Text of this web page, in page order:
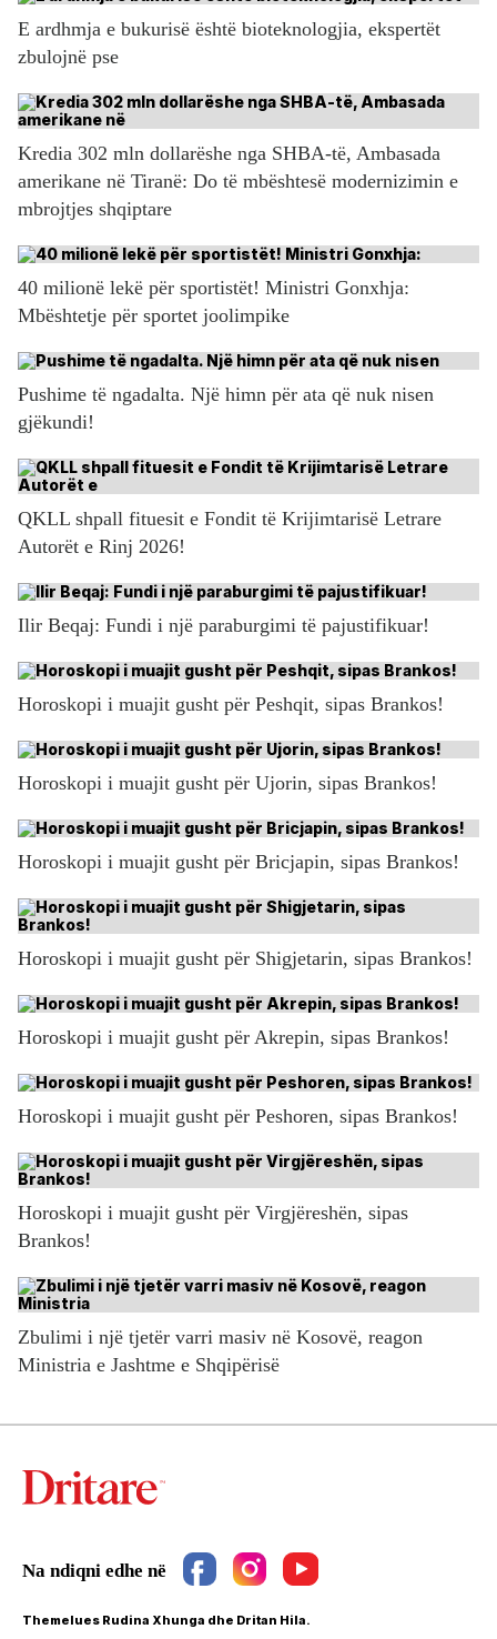
E ardhmja e bukurisë është bioteknologjia, ekspertët
zbulojnë pse
Kredia 302 mln dollarëshe nga SHBA-të, Ambasada
amerikane në Tiranë: Do të mbështesë modernizimin e
mbrojtjes shqiptare
40 milionë lekë për sportistët! Ministri Gonxhja:
Mbështetje për sportet joolimpike
Pushime të ngadalta. Një himn për ata që nuk nisen
gjëkundi!
QKLL shpall fituesit e Fondit të Krijimtarisë Letrare
Autorët e Rinj 2026!
Ilir Beqaj: Fundi i një paraburgimi të pajustifikuar!
Horoskopi i muajit gusht për Peshqit, sipas Brankos!
Horoskopi i muajit gusht për Ujorin, sipas Brankos!
Horoskopi i muajit gusht për Bricjapin, sipas Brankos!
Horoskopi i muajit gusht për Shigjetarin, sipas Brankos!
Horoskopi i muajit gusht për Akrepin, sipas Brankos!
Horoskopi i muajit gusht për Peshoren, sipas Brankos!
Horoskopi i muajit gusht për Virgjëreshën, sipas
Brankos!
Zbulimi i një tjetër varri masiv në Kosovë, reagon
Ministria e Jashtme e Shqipërisë
Themelues Rudina Xhunga dhe Dritan Hila.